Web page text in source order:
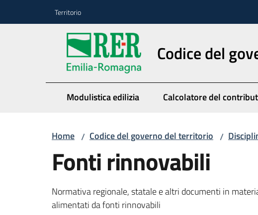
Territorio
Codice del
Modulistica edilizia Calcolatore del
Home / Codice del governo del territorio /
Fonti rinnovabili
Normativa regionale, statale e altri documenti in
alimentati da fonti rinnovabili